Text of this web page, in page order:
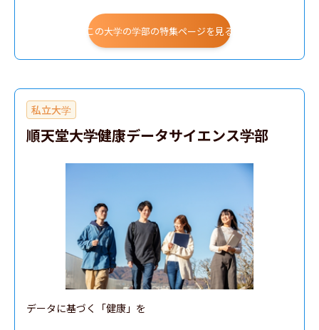
この大学の学部の特集ページを見る
私立大学
順天堂大学健康データサイエンス学部
データに基づく「健康」を